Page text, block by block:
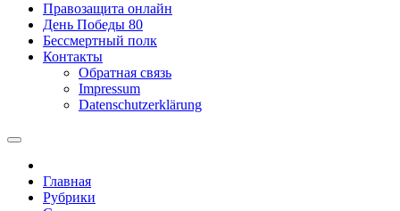
Правозащита онлайн
День Победы 80
Бессмертный полк
Контакты
Обратная связь
Impressum
Datenschutzerklärung
Главная
Рубрики